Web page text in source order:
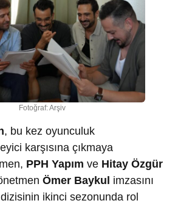
Fotoğraf: Arşiv
, bu kez oyunculuk
karşısına çıkmaya
PPH Yapım ve Hitay Özgür
Ömer Baykul imzasını
dizisinin ikinci sezonunda rol